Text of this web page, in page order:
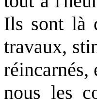
Ils sont là
travaux,
réincarnés,
nous les